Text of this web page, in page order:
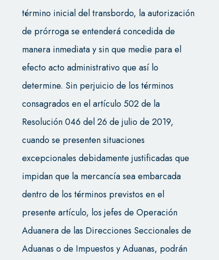
término inicial del transbordo, la autorización
de prórroga se entenderá concedida de
manera inmediata y sin que medie para el
efecto acto administrativo que así lo
determine. Sin perjuicio de los términos
consagrados en el artículo 502 de la
Resolución 046 del 26 de julio de 2019,
cuando se presenten situaciones
excepcionales debidamente justificadas que
impidan que la mercancía sea embarcada
dentro de los términos previstos en el
presente artículo, los jefes de Operación
Aduanera de las Direcciones Seccionales de
Aduanas o de Impuestos y Aduanas, podrán